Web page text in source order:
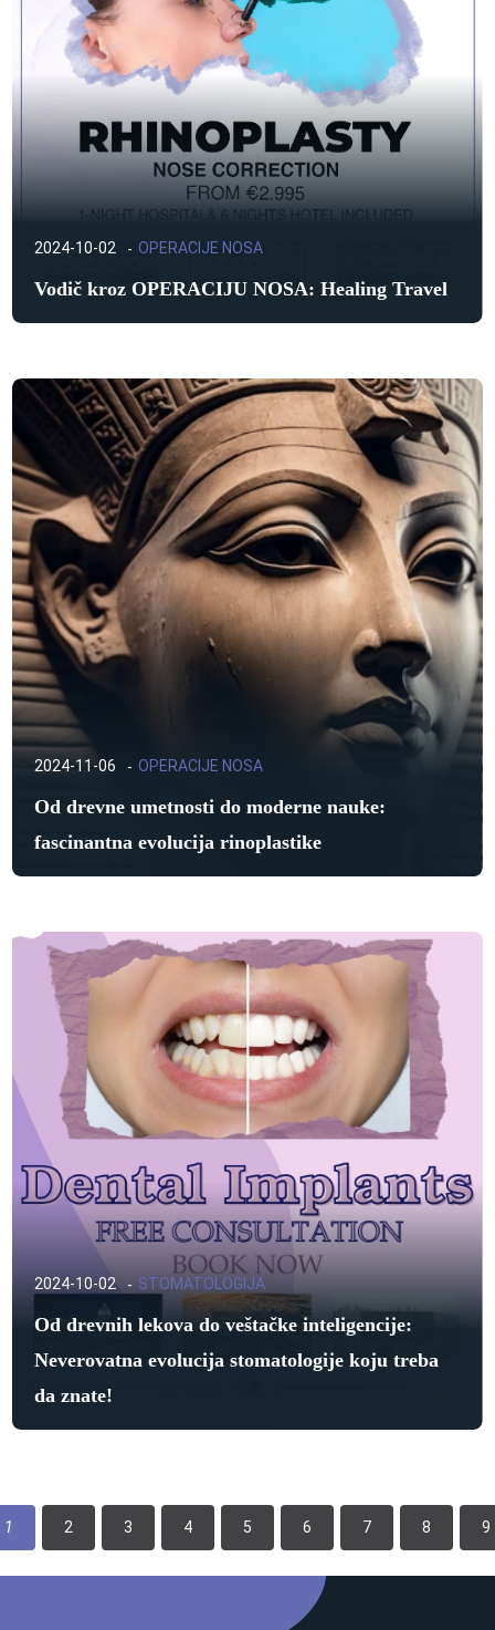
2024-10-02 OPERACIJE NOSA
Vodič kroz OPERACIJU NOSA: Healing Travel
2024-11-06 OPERACIJE NOSA
Od drevne umetnosti do moderne nauke:
fascinantna evolucija rinoplastike
2024-10-02 STOMATOLOGIJA
Od drevnih lekova do veštačke inteligencije:
Neverovatna evolucija stomatologije koju treba
da znate!
1 2 3 4 5 6 7 8 9